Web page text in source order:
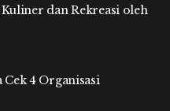
Kuliner dan Rekreasi oleh
Cek 4 Organisasi